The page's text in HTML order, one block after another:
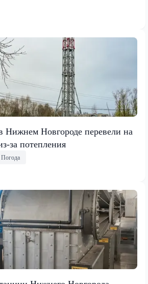
Нижнем Новгороде перевели на
потепления
Погода